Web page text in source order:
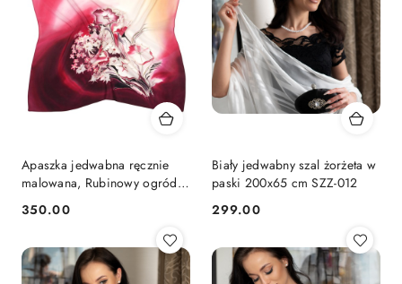
Apaszka jedwabna ręcznie
malowana, Rubinowy ogród
Cena:
350.00
Biały jedwabny szal żorżeta w
paski 200x65 cm SZZ-012
Cena:
299.00